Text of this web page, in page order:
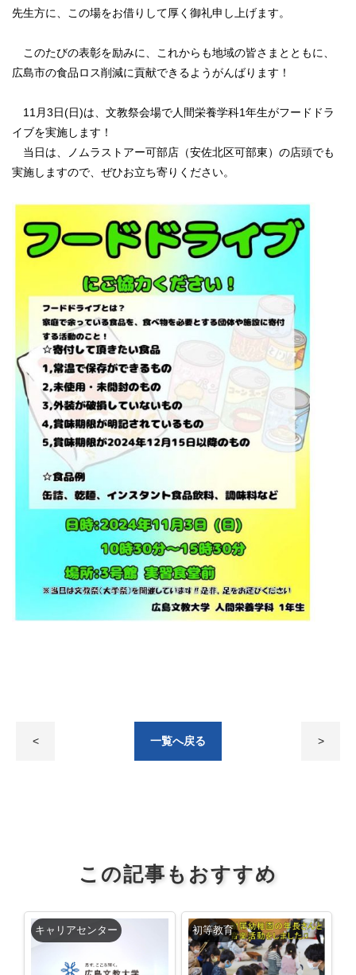
先生方に、この場をお借りして厚く御礼申し上げます。
このたびの表彰を励みに、これからも地域の皆さまとともに、
広島市の食品ロス削減に貢献できるようがんばります！
11月3日(日)は、文教祭会場で人間栄養学科1年生がフードドラ
イブを実施します！
当日は、ノムラストアー可部店（安佐北区可部東）の店頭でも
実施しますので、ぜひお立ち寄りください。
< 一覧へ戻る >
この記事もおすすめ
キャリアセンター 初等教育